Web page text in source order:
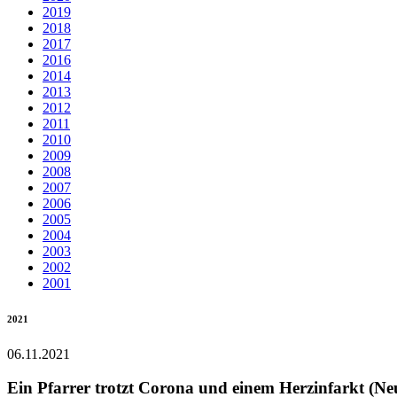
2019
2018
2017
2016
2014
2013
2012
2011
2010
2009
2008
2007
2006
2005
2004
2003
2002
2001
2021
06.11.2021
Ein Pfarrer trotzt Corona und einem Herzinfarkt